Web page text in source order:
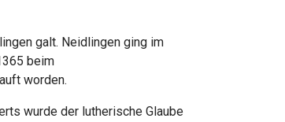
galt. Neidlingen ging im
beim
worden.
wurde der lutherische Glaube